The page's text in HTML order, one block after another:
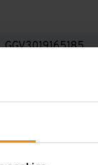
GGV3019165185
600 mm
1.850 mm